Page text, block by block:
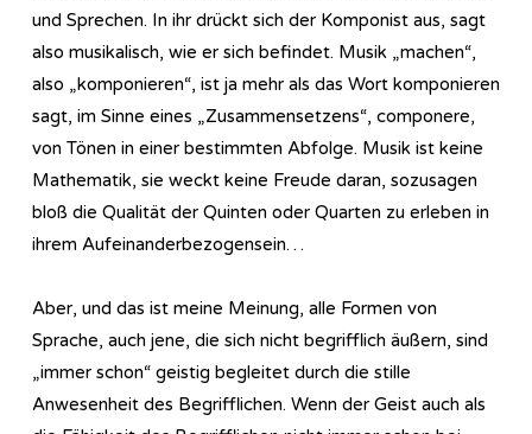
und Sprechen. In ihr drückt sich der Komponist aus, sagt
also musikalisch, wie er sich befindet. Musik „machen“,
also „komponieren“, ist ja mehr als das Wort komponieren
sagt, im Sinne eines „Zusammensetzens“, componere,
von Tönen in einer bestimmten Abfolge. Musik ist keine
Mathematik, sie weckt keine Freude daran, sozusagen
bloß die Qualität der Quinten oder Quarten zu erleben in
ihrem Aufeinanderbezogensein…
Aber, und das ist meine Meinung, alle Formen von
Sprache, auch jene, die sich nicht begrifflich äußern, sind
„immer schon“ geistig begleitet durch die stille
Anwesenheit des Begrifflichen. Wenn der Geist auch als